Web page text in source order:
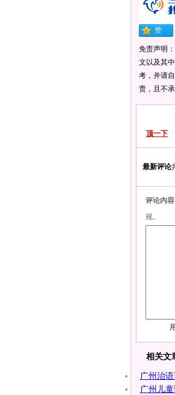
免责声明
文以及其
考，并请
责，且不
顶一下
最新评论
评论内容
规。
相关文
广州治
广州儿